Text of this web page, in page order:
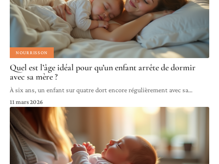
NOURRISSON
Quel est l’âge idéal pour qu’un enfant arrête de dormir
avec sa mère ?
À six ans, un enfant sur quatre dort encore régulièrement avec sa…
11 mars 2026